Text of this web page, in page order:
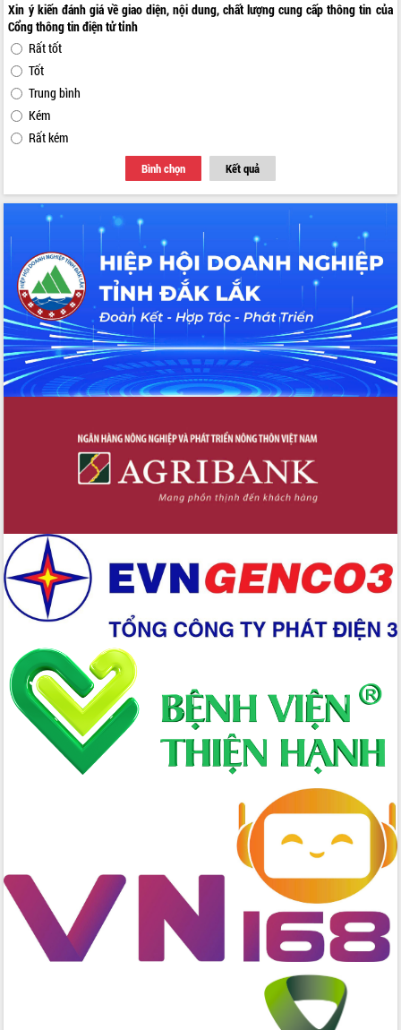
Xin ý kiến đánh giá về giao diện, nội dung, chất lượng cung cấp thông tin của
Cổng thông tin điện tử tỉnh
Rất tốt
Tốt
Trung bình
Kém
Rất kém
Bình chọn Kết quả